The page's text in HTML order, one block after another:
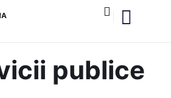
publice